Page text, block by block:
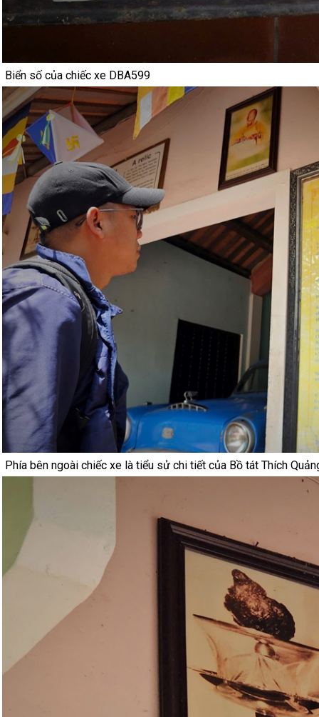
Biển số của chiếc xe DBA599
Phía bên ngoài chiếc xe là tiểu sử chi tiết của Bồ tát Thích